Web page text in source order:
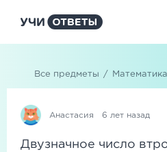
Все предметы / Математика
Анастасия 6 лет назад
Двузначное число